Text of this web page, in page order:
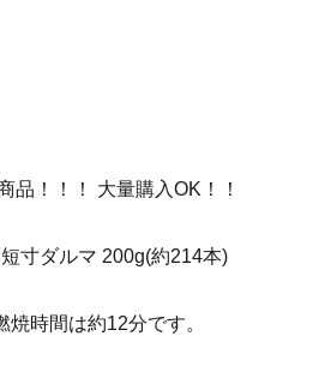
！！！ 大量購入OK！！
寸ダルマ 200g(約214本)
時間は約12分です。